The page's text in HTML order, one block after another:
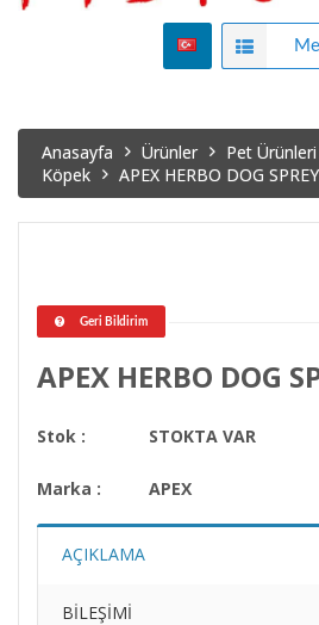
Anasayfa Ürünler Pet Ürünleri
Köpek
APEX HERBO DOG SPREY
Geri Bildirim
APEX HERBO DOG
Stok : STOKTA VAR
Marka : APEX
AÇIKLAMA
BILEŞIMI